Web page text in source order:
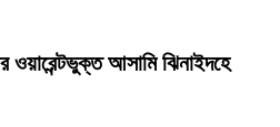
আসামি ঝিনাইদহে